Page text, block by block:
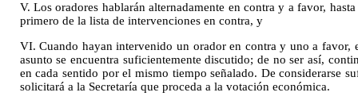
V. Los oradores hablarán alternadamente en contra y a favor,
primero de la lista de intervenciones en contra, y
VI. Cuando hayan intervenido un orador en contra y uno a favor,
asunto se encuentra suficientemente discutido; de no ser así,
en cada sentido por el mismo tiempo señalado. De considerarse
solicitará a la Secretaría que proceda a la votación económica.